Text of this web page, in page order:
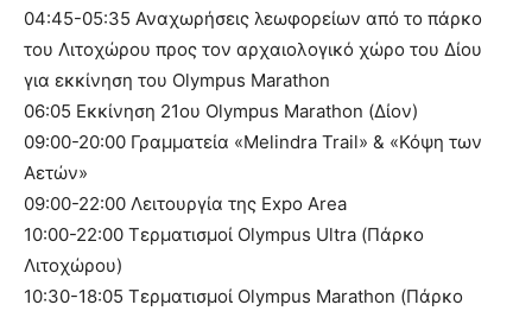
04:45-05:35 Αναχωρήσεις λεωφορείων από το πάρκο
του Λιτοχώρου προς τον αρχαιολογικό χώρο του Δίου
για εκκίνηση του Olympus Marathon
06:05 Εκκίνηση 21ου Olympus Marathon (Δίον)
09:00-20:00 Γραμματεία «Melindra Trail» & «Κόψη των
Αετών»
09:00-22:00 Λειτουργία της Expo Area
10:00-22:00 Τερματισμοί Olympus Ultra (Πάρκο
Λιτοχώρου)
10:30-18:05 Τερματισμοί Olympus Marathon (Πάρκο